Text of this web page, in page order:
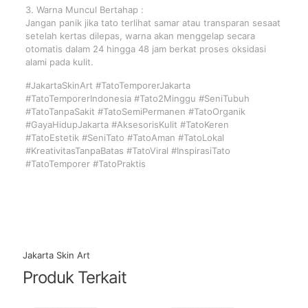
3. Warna Muncul Bertahap :
Jangan panik jika tato terlihat samar atau transparan sesaat
setelah kertas dilepas, warna akan menggelap secara
otomatis dalam 24 hingga 48 jam berkat proses oksidasi
alami pada kulit.
#JakartaSkinArt #TatoTemporerJakarta
#TatoTemporerIndonesia #Tato2Minggu #SeniTubuh
#TatoTanpaSakit #TatoSemiPermanen #TatoOrganik
#GayaHidupJakarta #AksesorisKulit #TatoKeren
#TatoEstetik #SeniTato #TatoAman #TatoLokal
#KreativitasTanpaBatas #TatoViral #InspirasiTato
#TatoTemporer #TatoPraktis
Jakarta Skin Art
Produk Terkait